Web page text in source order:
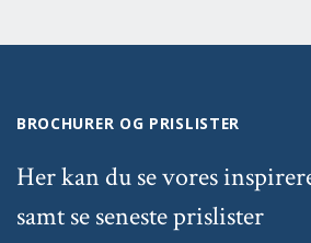
BROCHURER OG PRISLISTER
Her kan du se vores
samt se seneste prislister